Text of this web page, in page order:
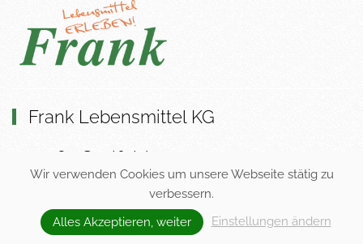
Frank Lebensmittel KG
5760 Saalfelden
Lenzing 67
+43 6582 73387
Wir verwenden Cookies um unsere Webseite stätig zu
verbessern.
Alles Akzeptieren, weiter
Einstellungen ändern